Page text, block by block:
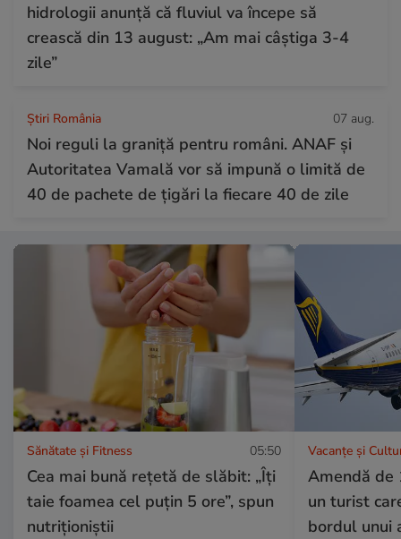
hidrologii anunță că fluviul va începe să
crească din 13 august: „Am mai câștiga 3-4
zile”
Știri România 07 aug.
Noi reguli la graniță pentru români. ANAF și
Autoritatea Vamală vor să impună o limită de
40 de pachete de țigări la fiecare 40 de zile
Sănătate și Fitness 05:50
Cea mai bună rețetă de slăbit: „Îți
taie foamea cel puțin 5 ore”, spun
nutriționiștii
Vacanțe și
Amendă de
un turist
bordul unui